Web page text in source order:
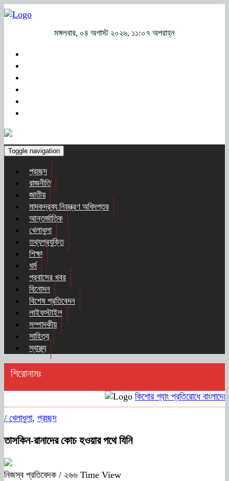
মঙ্গলবার, ০৪ অগাস্ট ২০২৬, ১১:০৭ অপরাহ্ন
Toggle navigation
প্রচ্ছদ
রাজনীতি
জাতীয়
মাদকদ্রব্য নিয়ন্ত্রণ অধিদপ্তর
আন্তর্জাতিক
খেলাধুলা
তথ্যপ্রযুক্তি
শিক্ষা
ধর্ম
প্রবাসের খবর
বিনোদন
বিশেষ প্রতিবেদন
লাইফস্টাইল
সম্পাদকীয়
সাহিত্য
স্বাস্থ্য
শিরোনামঃ
কিশোর গ্যাং প্রতিরোধে
/ খেলাধুলা, প্রচ্ছদ
তাসকিন-রানাদের কোচ হওয়ার পথে যিনি
নিজস্ব প্রতিবেদক / ২৬৬ Time View